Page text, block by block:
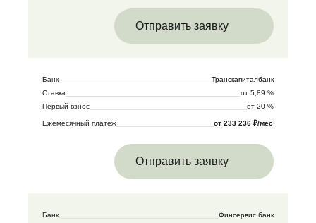
Отправить заявку
Банк
Транскапиталбанк
Ставка
от 5,89 %
Первый взнос
от 20 %
Ежемесячный платеж от 233 236 ₽/мес
Отправить заявку
Банк
Финсервис банк